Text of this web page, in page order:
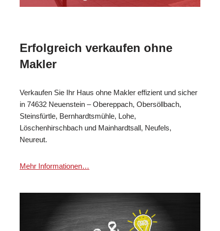
Erfolgreich verkaufen ohne
Makler
Verkaufen Sie Ihr Haus ohne Makler effizient und sicher
in 74632 Neuenstein – Obereppach, Obersöllbach,
Steinsfürtle, Bernhardtsmühle, Lohe,
Löschenhirschbach und Mainhardtsall, Neufels,
Neureut.
Mehr Informationen…